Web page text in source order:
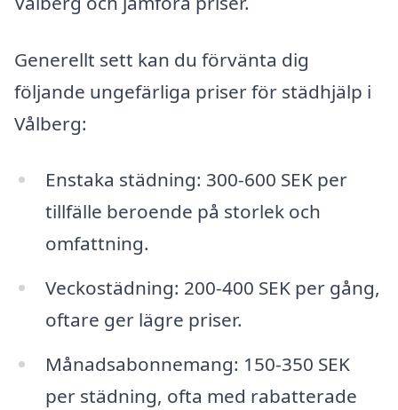
Generellt sett kan du förvänta dig
följande ungefärliga priser för städhjälp i
Vålberg:
Enstaka städning: 300-600 SEK per
tillfälle beroende på storlek och
omfattning.
Veckostädning: 200-400 SEK per gång,
oftare ger lägre priser.
Månadsabonnemang: 150-350 SEK
per städning, ofta med rabatterade